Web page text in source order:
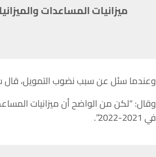
ميزانيات المساعدات
وعندما سئل عن سبب نضوب التمويل، قال
وقال: “لكن من الواضح أن ميزانيات
في 2021-2022”.